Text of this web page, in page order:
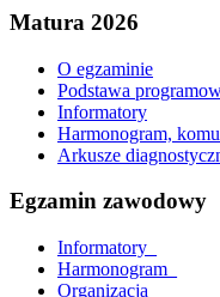
Matura 2026
O egzaminie
Podstawa
Informatory
Harmonogram,
Arkusze
Egzamin zawodowy
Informatory_
Harmonogram_
Organizacja